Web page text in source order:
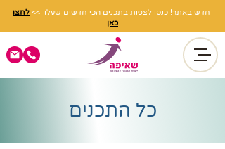
חדש באתר! כנסו לצפות בתכנים הכי חדשים שעלו >> לחצו
כאן
כל התכנים